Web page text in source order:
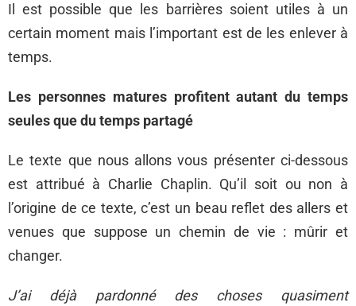
Il est possible que les barrières soient utiles à un
certain moment mais l’important est de les enlever à
temps.
Les personnes matures profitent autant du temps
seules que du temps partagé
Le texte que nous allons vous présenter ci-dessous
est attribué à Charlie Chaplin. Qu’il soit ou non à
l’origine de ce texte, c’est un beau reflet des allers et
venues que suppose un chemin de vie : mûrir et
changer.
J’ai déjà pardonné des choses quasiment